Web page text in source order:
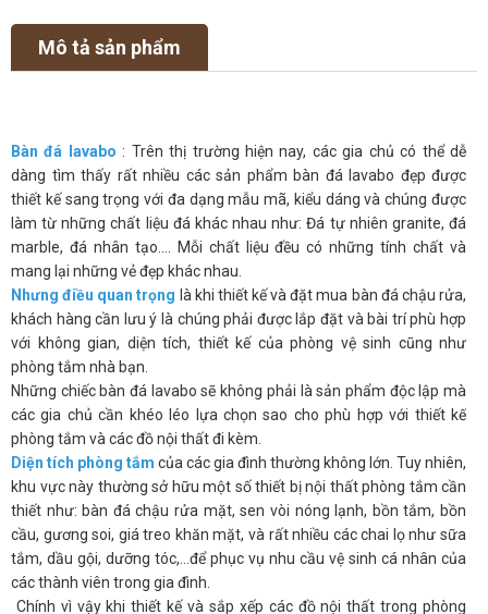
Mô tả sản phẩm
Bàn đá lavabo : Trên thị trường hiện nay, các gia chủ có thể dễ
dàng tìm thấy rất nhiều các sản phẩm bàn đá lavabo đẹp được
thiết kế sang trọng với đa dạng mẫu mã, kiểu dáng và chúng được
làm từ những chất liệu đá khác nhau như: Đá tự nhiên granite, đá
marble, đá nhân tạo.... Mỗi chất liệu đều có những tính chất và
mang lại những vẻ đẹp khác nhau.
Nhưng điều quan trọng là khi thiết kế và đặt mua bàn đá chậu rửa,
khách hàng cần lưu ý là chúng phải được lắp đặt và bài trí phù hợp
với không gian, diện tích, thiết kế của phòng vệ sinh cũng như
phòng tắm nhà bạn.
Những chiếc bàn đá lavabo sẽ không phải là sản phẩm độc lập mà
các gia chủ cần khéo léo lựa chọn sao cho phù hợp với thiết kế
phòng tắm và các đồ nội thất đi kèm.
Diện tích phòng tắm của các gia đình thường không lớn. Tuy nhiên,
khu vực này thường sở hữu một số thiết bị nội thất phòng tắm cần
thiết như: bàn đá chậu rửa mặt, sen vòi nóng lạnh, bồn tắm, bồn
cầu, gương soi, giá treo khăn mặt, và rất nhiều các chai lọ như sữa
tắm, dầu gội, dưỡng tóc,...để phục vụ nhu cầu vệ sinh cá nhân của
các thành viên trong gia đình.
Chính vì vậy khi thiết kế và sắp xếp các đồ nội thất trong phòng